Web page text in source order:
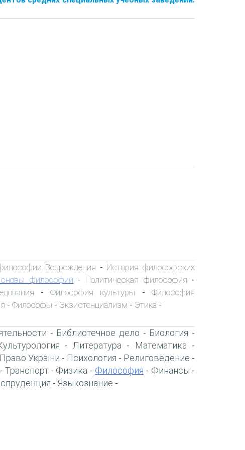
Возрождения - История философских
философии - Политическая философия -
-Философия культуры -Философия
- Философы - Экзистенциализм - Этика -
- Библиотечное дело - Биология -
- Литература - Математика -
Право України - Психология - Религоведение -
- Транспорт- Физика - Философия - Финансы -
- Языкознание -